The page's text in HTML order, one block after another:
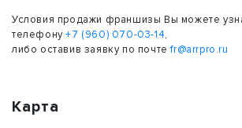
Условия продажи франшизы Вы можете
телефону+7 (960) 070-03-14,
либо оставив заявку по почтеfr@arrpro.ru
Карта